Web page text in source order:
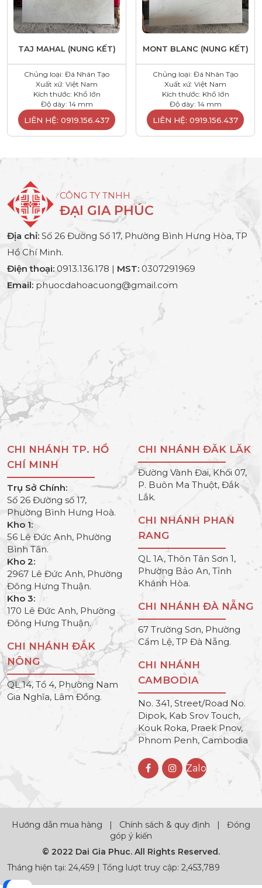
TAJ MAHAL (NUNG KẾT)
Chủng loại: Đá Nhân Tạo
Xuất xứ: Việt Nam
Kích thước: Khổ lớn
Độ dày: 14 mm
LIÊN HỆ: 0919.156.437
MONT BLANC (NUNG KẾT)
Chủng loại: Đá Nhân Tạo
Xuất xứ: Việt Nam
Kích thước: Khổ lớn
Độ dày: 14 mm
LIÊN HỆ: 0919.156.437
CÔNG TY TNHH
ĐẠI GIA PHÚC
Địa chỉ: Số 26 Đường Số 17, Phường Bình Hưng Hòa, TP
Hồ Chí Minh.
Điện thoại: 0913.136.178 | MST: 0307291969
Email: phuocdahoacuong@gmail.com
CHI NHÁNH TP. HỒ
CHÍ MINH
Trụ Sở Chính:
Số 26 Đường số 17,
Phường Bình Hưng Hoà.
Kho 1:
56 Lê Đức Anh, Phường
Bình Tân.
Kho 2:
2967 Lê Đức Anh, Phường
Đông Hưng Thuận.
Kho 3:
170 Lê Đức Anh, Phường
Đông Hưng Thuận.
CHI NHÁNH ĐẮK
NÔNG
QL 14, Tổ 4, Phường Nam
Gia Nghĩa, Lâm Đồng.
CHI NHÁNH ĐĂK LĂK
Đường Vành Đai, Khối 07,
P. Buôn Ma Thuột, Đắk
Lắk.
CHI NHÁNH PHAN
RANG
QL 1A, Thôn Tân Sơn 1,
Phường Bảo An, Tỉnh
Khánh Hòa.
CHI NHÁNH ĐÀ NẴNG
67 Trường Sơn, Phường
Cẩm Lệ, TP Đà Nẵng.
CHI NHÁNH
CAMBODIA
No. 341, Street/Road No.
Dipok, Kab Srov Touch,
Kouk Roka, Praek Pnov,
Phnom Penh, Cambodia
Zalo
Hướng dẫn mua hàng | Chính sách & quy định | Đóng
góp ý kiến
© 2022 Dai Gia Phuc. All Rights Reserved.
Tháng hiện tại: 24,459 | Tổng lượt truy cập: 2,453,789